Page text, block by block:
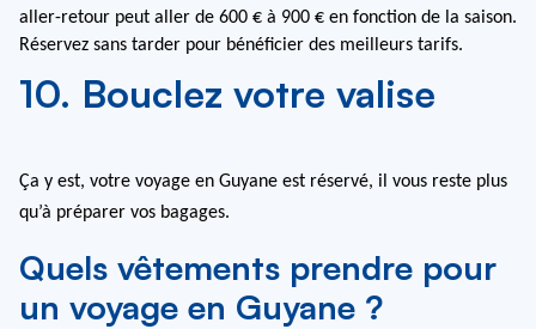
aller-retour peut aller de 600 € à 900 € en fonction de la saison.
Réservez sans tarder pour bénéficier des meilleurs tarifs.
10. Bouclez votre valise
Ça y est, votre voyage en Guyane est réservé, il vous reste plus
qu’à préparer vos bagages.
Quels vêtements prendre pour
un voyage en Guyane ?